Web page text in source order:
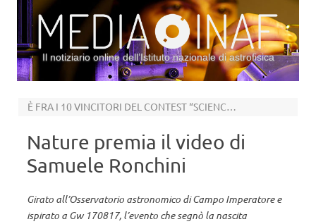
Il notiziario online dell’Istituto nazionale di astrofisica
È FRA I 10 VINCITORI DEL CONTEST “SCIENCE IN SHORTS”
Nature premia il video di
Samuele Ronchini
Girato all’Osservatorio astronomico di Campo Imperatore e
ispirato a Gw 170817, l’evento che segnò la nascita